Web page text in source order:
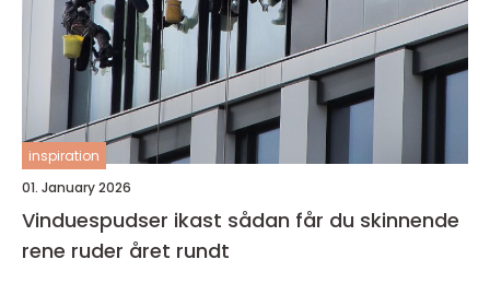
inspiration
01. January 2026
Vinduespudser ikast sådan får du skinnende
rene ruder året rundt